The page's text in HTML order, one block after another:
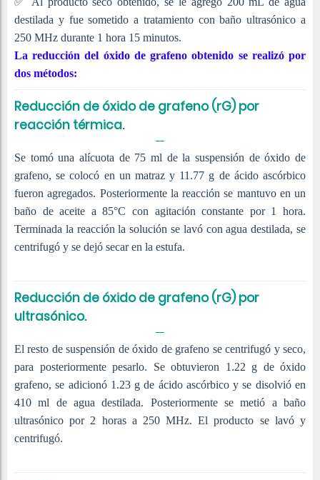
destilada y fue sometido a tratamiento con baño ultrasónico a
250 MHz durante 1 hora 15 minutos.
La reducción del óxido de grafeno obtenido se realizó por
dos métodos:
Reducción de óxido de grafeno (rG) por
reacción térmica.
Se tomó una alícuota de 75 ml de la suspensión de óxido de
grafeno, se colocó en un matraz y 11.77 g de ácido ascórbico
fueron agregados. Posteriormente la reacción se mantuvo en un
baño de aceite a 85°C con agitación constante por 1 hora.
Terminada la reacción la solución se lavó con agua destilada, se
centrifugó y se dejó secar en la estufa.
Reducción de óxido de grafeno (rG) por
ultrasónico.
El resto de suspensión de óxido de grafeno se centrifugó y seco,
para posteriormente pesarlo. Se obtuvieron 1.22 g de óxido
grafeno, se adicionó 1.23 g de ácido ascórbico y se disolvió en
410 ml de agua destilada. Posteriormente se metió a baño
ultrasónico por 2 horas a 250 MHz. El producto se lavó y
centrifugó.